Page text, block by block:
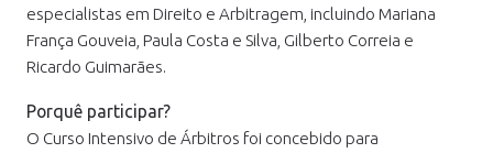
especialistas em Direito e Arbitragem, incluindo Mariana
França Gouveia, Paula Costa e Silva, Gilberto Correia e
Ricardo Guimarães.
Porquê participar?
O Curso Intensivo de Árbitros foi concebido para